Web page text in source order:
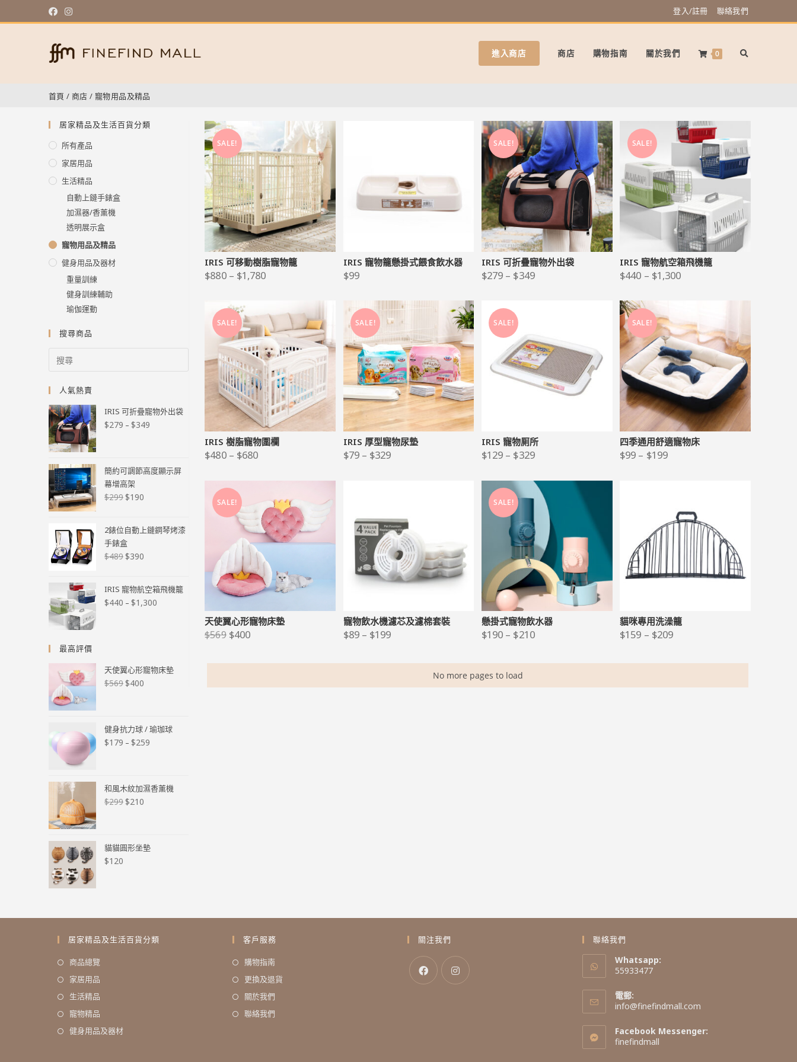
登入/註冊 聯絡我們
進入商店 商店 購物指南 關於我們 0
首頁 /商店 /寵物用品及精品
居家精品及生活百貨分類
所有產品
家居用品
生活精品
自動上鏈手錶盒
加濕器/香薰機
透明展示盒
寵物用品及精品
健身用品及器材
重量訓練
健身訓練輔助
瑜伽運動
搜尋商品
人氣熱賣
IRIS 可折疊寵物外出袋
$279 – $349
簡約可調節高度顯示屏
幕增高架
$299$190
2錶位自動上鏈鋼琴烤漆
手錶盒
$489$390
IRIS 寵物航空箱飛機籠
$440 – $1,300
最高評價
天使翼心形寵物床墊
$569$400
健身抗力球 / 瑜珈球
$179 – $259
和風木紋加濕香薰機
$299$210
貓貓圓形坐墊
$120
SALE!
IRIS 可移動樹脂寵物籠
$880– $1,780
IRIS 寵物籠懸掛式餵食飲水器
$99
SALE!
IRIS 可折疊寵物外出袋
$279 – $349
SALE!
IRIS 寵物航空箱飛機籠
$440 – $1,300
SALE!
IRIS 樹脂寵物圍欄
$480– $680
SALE!
IRIS 厚型寵物尿墊
$79– $329
SALE!
IRIS 寵物厠所
$129 – $329
SALE!
四季通用舒適寵物床
$99 – $199
SALE!
天使翼心形寵物床墊
$569 $400
寵物飲水機濾芯及濾棉套裝
$89– $199
SALE!
懸掛式寵物飲水器
$190 – $210
貓咪專用洗澡籠
$159 – $209
No more pages to load
居家精品及生活百貨分類
商品總覽
家居用品
生活精品
寵物精品
健身用品及器材
客戶服務
購物指南
更換及退貨
關於我們
聯絡我們
關注我們 聯絡我們
Whatsapp:
55933477
電郵:
info@finefindmall.com
Facebook Messenger:
finefindmall